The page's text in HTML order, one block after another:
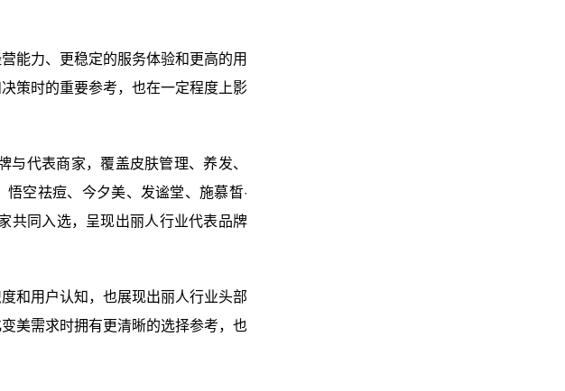
能力、更稳定的服务体验和更高的用
策时的重要参考，也在一定程度上影
代表商家，覆盖皮肤管理、养发、
空祛痘、今夕美、发谧堂、施慕皙·
共同入选，呈现出丽人行业代表品牌
和用户认知，也展现出丽人行业头部
美需求时拥有更清晰的选择参考，也